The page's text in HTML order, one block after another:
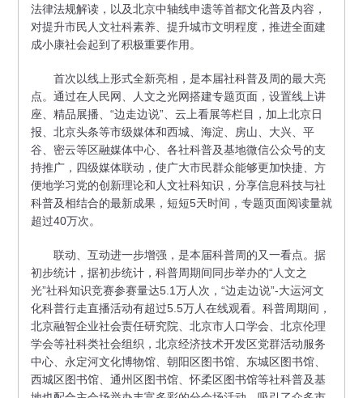
法律法规解读，以及北京中轴线申遗等首都文化普及内容，
对提升市民人文社科素养、提升城市文明程度，推进全面建
成小康社会起到了积极重要作用。
首次以线上形式全新亮相，是本届社科普及周的最大亮
点。通过在人民网、人文之光网搭建专题页面，设置线上讲
座、精品展播、“边走边说”、云上看展等栏目，加上北京日
报、北京头条等市级媒体和西城、海淀、房山、大兴、平
谷、密云等区融媒体中心、各社科普及基地微信公众号的支
持推广，四级媒体联动，使广大市民群众能够更加快捷、方
便地学习党的创新理论和人文社科知识，分享信息科技与社
科普及相结合的最新成果，短短5天时间，专题页面阅读量就
超过40万次。
联动、互动进一步增强，是本届科普周的又一看点。据
初步统计，据初步统计，科普周期间同步举办的“人文之
光”社科知识竞赛参赛量达5.1万人次，“边走边说”-大运河文
化科普行走直播活动有超过5.5万人在线观看。科普周期间，
北京融智企业社会责任研究院、北京市人口学会、北京伦理
学会等社科类社会组织，北京经济技术开发区党群活动服务
中心、永定河文化博物馆、朝阳区图书馆、东城区图书馆、
西城区图书馆、通州区图书馆、怀柔区图书馆等社科普及基